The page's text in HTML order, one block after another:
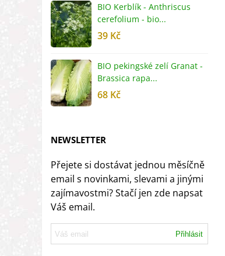
BIO Kerblík - Anthriscus
cerefolium - bio...
39 Kč
BIO pekingské zelí Granat -
Brassica rapa...
68 Kč
NEWSLETTER
Přejete si dostávat jednou měsíčně
email s novinkami, slevami a jinými
zajímavostmi? Stačí jen zde napsat
Váš email.
Přihlásit